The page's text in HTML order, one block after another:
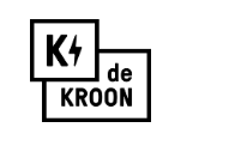
content
Home / Huurders